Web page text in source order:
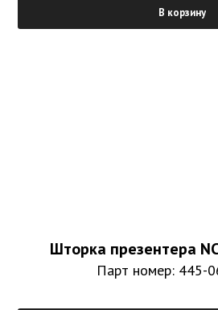
В корзину
Шторка презентера
Парт номер: 445-